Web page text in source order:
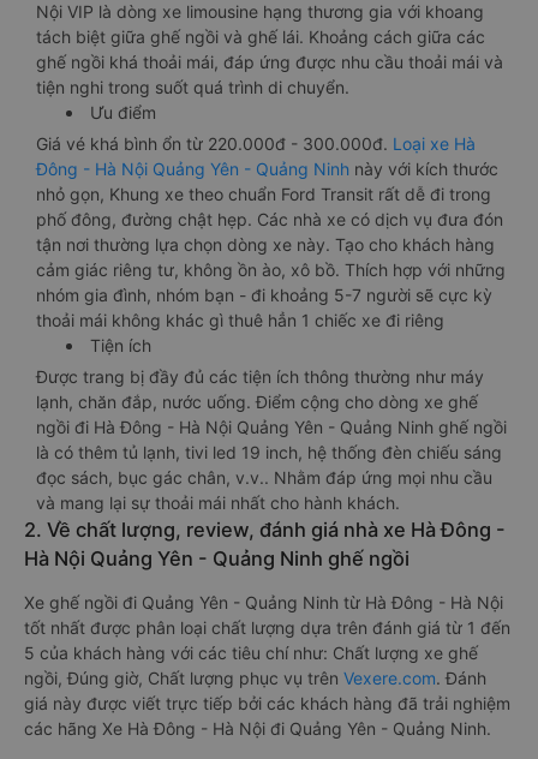
Nội VIP là dòng xe limousine hạng thương gia với khoang
tách biệt giữa ghế ngồi và ghế lái. Khoảng cách giữa các
ghế ngồi khá thoải mái, đáp ứng được nhu cầu thoải mái và
tiện nghi trong suốt quá trình di chuyển.
Ưu điểm
Giá vé khá bình ổn từ 220.000đ - 300.000đ. Loại xe Hà
Đông - Hà Nội Quảng Yên - Quảng Ninh này với kích thước
nhỏ gọn, Khung xe theo chuẩn Ford Transit rất dễ đi trong
phố đông, đường chật hẹp. Các nhà xe có dịch vụ đưa đón
tận nơi thường lựa chọn dòng xe này. Tạo cho khách hàng
cảm giác riêng tư, không ồn ào, xô bồ. Thích hợp với những
nhóm gia đình, nhóm bạn - đi khoảng 5-7 người sẽ cực kỳ
thoải mái không khác gì thuê hẳn 1 chiếc xe đi riêng
Tiện ích
Được trang bị đầy đủ các tiện ích thông thường như máy
lạnh, chăn đắp, nước uống. Điểm cộng cho dòng xe ghế
ngồi đi Hà Đông - Hà Nội Quảng Yên - Quảng Ninh ghế ngồi
là có thêm tủ lạnh, tivi led 19 inch, hệ thống đèn chiếu sáng
đọc sách, bục gác chân, v.v.. Nhằm đáp ứng mọi nhu cầu
và mang lại sự thoải mái nhất cho hành khách.
2. Về chất lượng, review, đánh giá nhà xe Hà Đông -
Hà Nội Quảng Yên - Quảng Ninh ghế ngồi
Xe ghế ngồi đi Quảng Yên - Quảng Ninh từ Hà Đông - Hà Nội
tốt nhất được phân loại chất lượng dựa trên đánh giá từ 1 đến
5 của khách hàng với các tiêu chí như: Chất lượng xe ghế
ngồi, Đúng giờ, Chất lượng phục vụ trên Vexere.com. Đánh
giá này được viết trực tiếp bởi các khách hàng đã trải nghiệm
các hãng Xe Hà Đông - Hà Nội đi Quảng Yên - Quảng Ninh.